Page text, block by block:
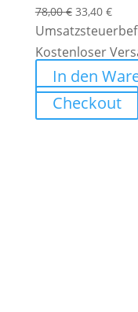
78,00€
Preis
war:
78,00 €
33,40 €
Preis
ist:
Kostenloser
In den
Checkout